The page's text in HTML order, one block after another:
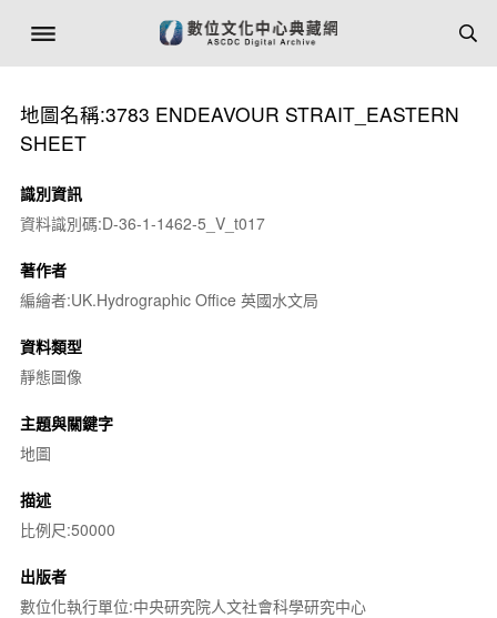
地圖名稱:3783 ENDEAVOUR STRAIT_EASTERN
SHEET
識別資訊
資料識別碼:D-36-1-1462-5_V_t017
著作者
編繪者:UK.Hydrographic Office 英國水文局
資料類型
靜態圖像
主題與關鍵字
地圖
描述
比例尺:50000
出版者
數位化執行單位:中央研究院人文社會科學研究中心